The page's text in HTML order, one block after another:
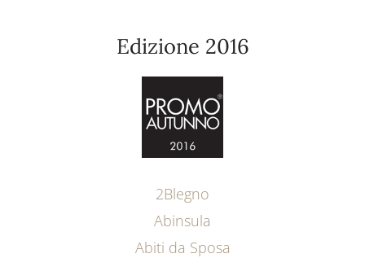
Edizione 2016
2Blegno
Abinsula
Abiti da Sposa